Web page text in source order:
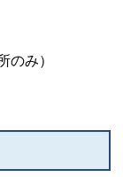
のみ）